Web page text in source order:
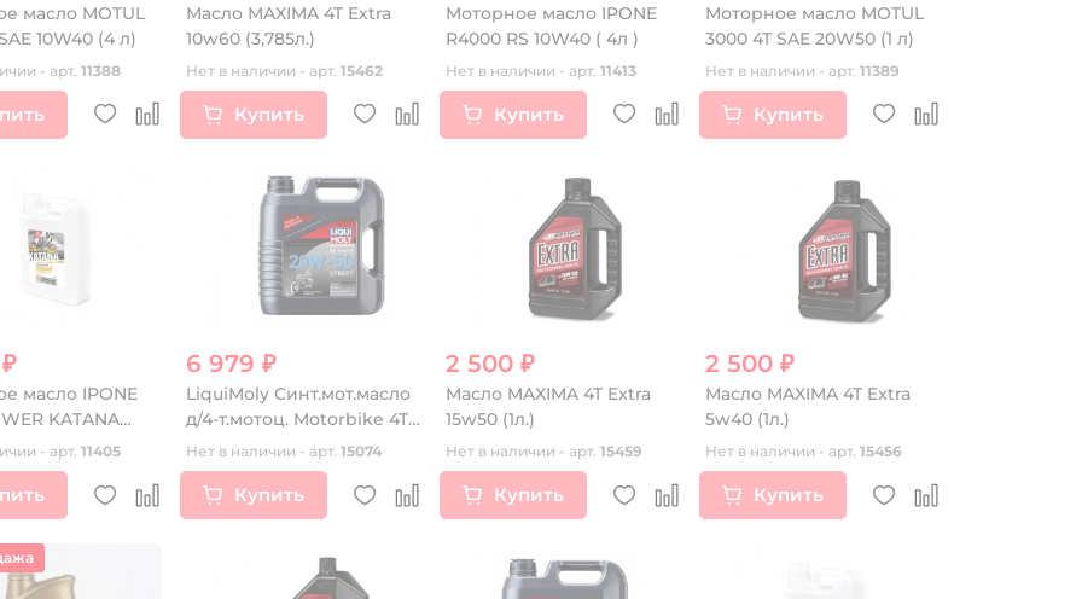
масло MOTUL
10W40 (4 л)
- арт. 11388
Масло MAXIMA 4T Extra
10w60 (3,785л.)
Нет в наличии - арт. 15462
Купить
Моторное масло IPONE
R4000 RS 10W40 ( 4л )
Нет в наличии - арт. 11413
Купить
Моторное масло MOTUL
3000 4T SAE 20W50 (1 л)
Нет в наличии - арт. 11389
Купить
масло IPONE
KATANA
) - арт. 11405
6 979 ₽
LiquiMoly Синт.мот.масло
д/4-т.мотоц. Motorbike 4T
Synth Street 20W-50
SL;MA-2(4л)
Нет в наличии - арт. 15074
Купить
2 500 ₽
Масло MAXIMA 4T Extra
15w50 (1л.)
Нет в наличии - арт. 15459
Купить
2 500 ₽
Масло MAXIMA 4T Extra
5w40 (1л.)
Нет в наличии - арт. 15456
Купить